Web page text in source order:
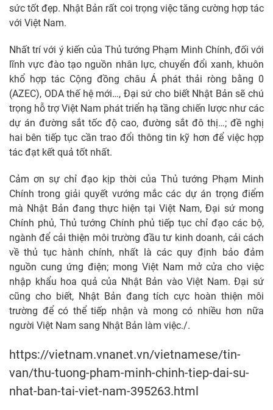
sức tốt đẹp. Nhật Bản rất coi trọng việc tăng cường hợp tác
với Việt Nam.
Nhất trí với ý kiến của Thủ tướng Phạm Minh Chính, đối với
lĩnh vực đào tạo nguồn nhân lực, chuyển đổi xanh, khuôn
khổ hợp tác Cộng đồng châu Á phát thải ròng bằng 0
(AZEC), ODA thế hệ mới…, Đại sứ cho biết Nhật Bản sẽ chú
trọng hỗ trợ Việt Nam phát triển hạ tầng chiến lược như các
dự án đường sắt tốc độ cao, đường sắt đô thị…; đề nghị
hai bên tiếp tục cần trao đổi thông tin kỹ hơn để việc hợp
tác đạt kết quả tốt nhất.
Cảm ơn sự chỉ đạo kịp thời của Thủ tướng Phạm Minh
Chính trong giải quyết vướng mắc các dự án trọng điểm
mà Nhật Bản đang thực hiện tại Việt Nam, Đại sứ mong
Chính phủ, Thủ tướng Chính phủ tiếp tục chỉ đạo các bộ,
ngành để cải thiện môi trường đầu tư kinh doanh, cải cách
về thủ tục hành chính, nhất là các quy định bảo đảm
nguồn cung ứng điện; mong Việt Nam mở cửa cho việc
nhập khẩu hoa quả của Nhật Bản vào Việt Nam. Đại sứ
cũng cho biết, Nhật Bản đang tích cực hoàn thiện môi
trường để có thể tiếp nhận và mong có nhiều hơn nữa
người Việt Nam sang Nhật Bản làm việc./.
https://vietnam.vnanet.vn/vietnamese/tin-
van/thu-tuong-pham-minh-chinh-tiep-dai-su-
nhat-ban-tai-viet-nam-395263.html